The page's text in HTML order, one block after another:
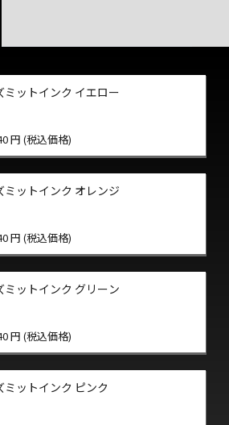
ミットインク イエロー
円 (税込価格)
ミットインク オレンジ
円 (税込価格)
ミットインク グリーン
円 (税込価格)
ミットインク ピンク